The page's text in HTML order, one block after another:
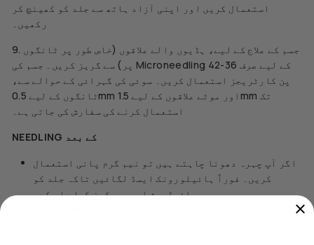
استعمال کریں اور اپنی آزاد ہاتھ سے جلد کو کھینچ کر
رکھیں۔
9. جسم کے علاج کے لیے، ہڈیوں والے علاقوں (خاص طور پر ٹانگوں
پر) سے گریز کریں۔ جسم کی Microneedling کے لیے صرف 36-42
پن کارٹریجز استعمال کریں۔ سوئی کی گہرائی کے حوالے سے،
ٹانگوں کے لیے 0.5mm اور موٹے علاقوں کے لیے 1.5mm تک
استعمال کرنے کی سفارش کی جاتی ہے۔
NEEDLING کے بعد
اگر آپ چہرہ دھونا چاہتے ہیں تو نیم گرم پانی استعمال
کریں۔ فوراً ہائیلورونک ایسڈ لگائیں تاکہ جلد کو
ہائیڈریٹ اور پرسکون کیا جا سکے۔